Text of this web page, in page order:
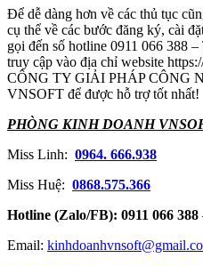
Để dễ dàng hơn về các thủ tục
cụ thể về các bước đăng ký, cài
gọi đến số hotline 0911 066 388
truy cập vào địa chỉ website
CÔNG TY GIẢI PHÁP CÔNG
VNSOFT để được hỗ trợ tốt nhất!
PHÒNG KINH DOANH
Miss Linh: 0964. 666.938
Miss Huệ: 0868.575.366
Hotline (Zalo/FB): 0911 066 388
Email: